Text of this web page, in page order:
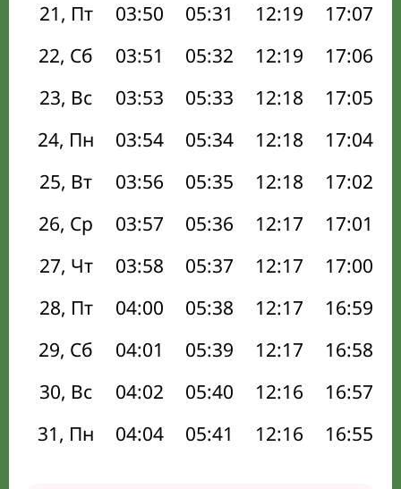
21, Пт
03:50 05:31 12:19 17:07
22, Сб
03:51 05:32 12:19 17:06
23, Вс
03:53 05:33 12:18 17:05
24, Пн
03:54 05:34 12:18 17:04
25, Вт
03:56 05:35 12:18 17:02
26, Ср
03:57 05:36 12:17 17:01
27, Чт
03:58 05:37 12:17 17:00
28, Пт
04:00 05:38 12:17 16:59
29, Сб
04:01 05:39 12:17 16:58
30, Вс
04:02 05:40 12:16 16:57
31, Пн
04:04 05:41 12:16 16:55